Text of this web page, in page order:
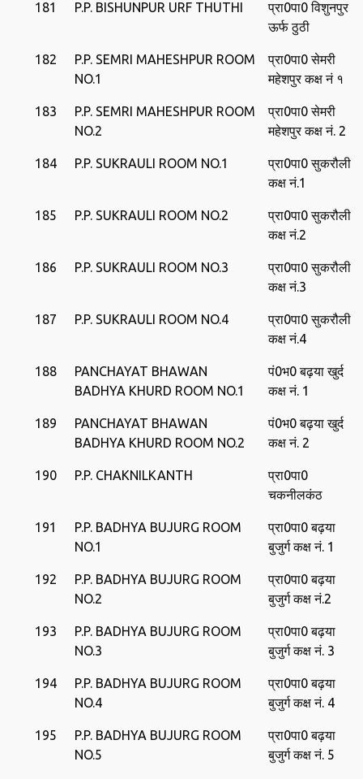
181 P.P. BISHUNPUR URF THUTHI
प्रा0पा0 विशुनपुर
ऊर्फ ठुठी
182
P.P. SEMRI MAHESHPUR ROOM
NO.1
प्रा0पा0 सेमरी
महेशपुर कक्ष नं १
183
P.P. SEMRI MAHESHPUR ROOM
NO.2
प्रा0पा0 सेमरी
महेशपुर कक्ष नं. 2
184 P.P. SUKRAULI ROOM NO.1
प्रा0पा0 सुकरौली
कक्ष नं.1
185 P.P. SUKRAULI ROOM NO.2
प्रा0पा0 सुकरौली
कक्ष नं.2
186 P.P. SUKRAULI ROOM NO.3
प्रा0पा0 सुकरौली
कक्ष नं.3
187 P.P. SUKRAULI ROOM NO.4
प्रा0पा0 सुकरौली
कक्ष नं.4
188
PANCHAYAT BHAWAN
BADHYA KHURD ROOM NO.1
पं0भ0 बढ़या खुर्द
कक्ष नं. 1
189
PANCHAYAT BHAWAN
BADHYA KHURD ROOM NO.2
पं0भ0 बढ़या खुर्द
कक्ष नं. 2
190 P.P. CHAKNILKANTH
प्रा0पा0
चकनीलकंठ
191
P.P. BADHYA BUJURG ROOM
NO.1
प्रा0पा0 बढ़या
बुजुर्ग कक्ष नं. 1
192
P.P. BADHYA BUJURG ROOM
NO.2
प्रा0पा0 बढ़या
बुजुर्ग कक्ष नं.2
193
P.P. BADHYA BUJURG ROOM
NO.3
प्रा0पा0 बढ़या
बुजुर्ग कक्ष नं. 3
194
P.P. BADHYA BUJURG ROOM
NO.4
प्रा0पा0 बढ़या
बुजुर्ग कक्ष नं. 4
195
P.P. BADHYA BUJURG ROOM
NO.5
प्रा0पा0 बढ़या
बुजुर्ग कक्ष नं. 5